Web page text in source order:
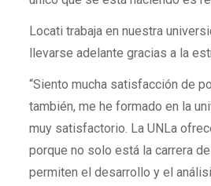
Locati trabaja en nuestra
llevarse adelante gracias a la
“Siento mucha satisfacción de
también, me he formado en la
muy satisfactorio. La UNLa
porque no solo está la carrera
permiten el desarrollo y el